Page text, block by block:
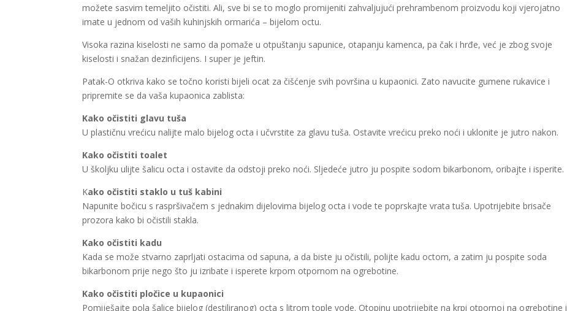
možete sasvim temeljito očistiti. Ali, sve bi se to moglo promijeniti zahvaljujući prehrambenom proizvodu koji vjerojatno
imate u jednom od vaših kuhinjskih ormarića – bijelom octu.
Visoka razina kiselosti ne samo da pomaže u otpuštanju sapunice, otapanju kamenca, pa čak i hrđe, već je zbog svoje
kiselosti i snažan dezinficijens. I super je jeftin.
Patak-O otkriva kako se točno koristi bijeli ocat za čišćenje svih površina u kupaonici. Zato navucite gumene rukavice i
pripremite se da vaša kupaonica zablista:
Kako očistiti glavu tuša
U plastičnu vrećicu nalijte malo bijelog octa i učvrstite za glavu tuša. Ostavite vrećicu preko noći i uklonite je jutro nakon.
Kako očistiti toalet
U školjku ulijte šalicu octa i ostavite da odstoji preko noći. Sljedeće jutro ju pospite sodom bikarbonom, oribajte i isperite.
Kako očistiti staklo u tuš kabini
Napunite bočicu s raspršivačem s jednakim dijelovima bijelog octa i vode te poprskajte vrata tuša. Upotrijebite brisače
prozora kako bi očistili stakla.
Kako očistiti kadu
Kada se može stvarno zaprljati ostacima od sapuna, a da biste ju očistili, polijte kadu octom, a zatim ju pospite soda
bikarbonom prije nego što ju izribate i isperete krpom otpornom na ogrebotine.
Kako očistiti pločice u kupaonici
Pomiješajte pola šalice bijelog (destiliranog) octa s litrom tople vode. Otopinu upotrijebite na krpi otpornoj na ogrebotine i